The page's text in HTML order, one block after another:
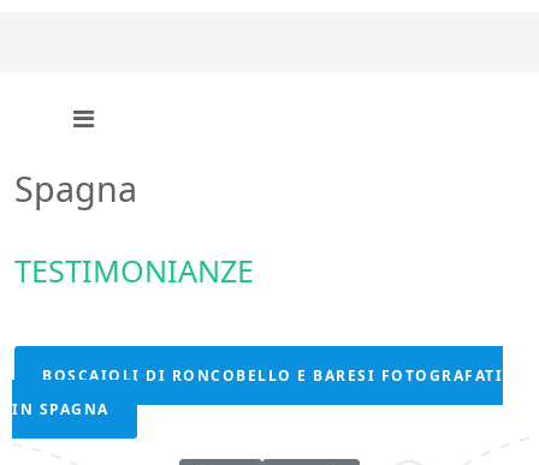
Spagna
TESTIMONIANZE
BOSCAIOLI DI RONCOBELLO E BARESI FOTOGRAFATI
IN SPAGNA